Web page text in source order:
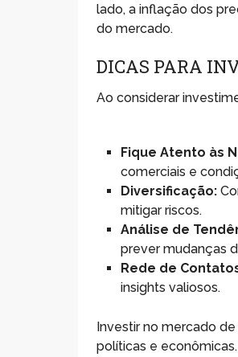
lado, a inflação dos
do mercado.
DICAS PARA
Ao considerar
Fique Atento às
comerciais e
Diversificação:
mitigar riscos.
Análise de
prever mudanças
Rede de
insights valiosos.
Investir no mercado
políticas e